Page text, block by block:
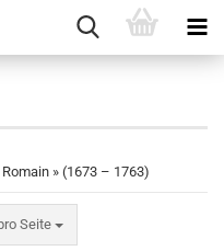
» (1673 – 1763)
Seite
Seite